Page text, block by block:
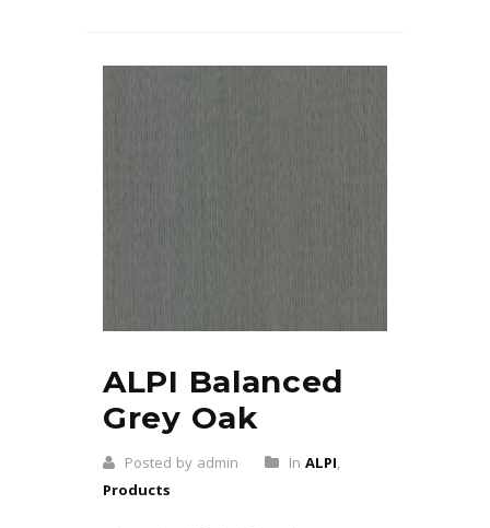
ALPI Balanced
Grey Oak
Posted by admin In ALPI,
Products